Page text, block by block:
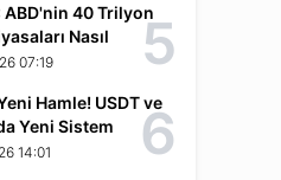
40 Trilyon
Nasıl
07:19 5
Hamle! USDT ve
Yeni Sistem
14:01 6